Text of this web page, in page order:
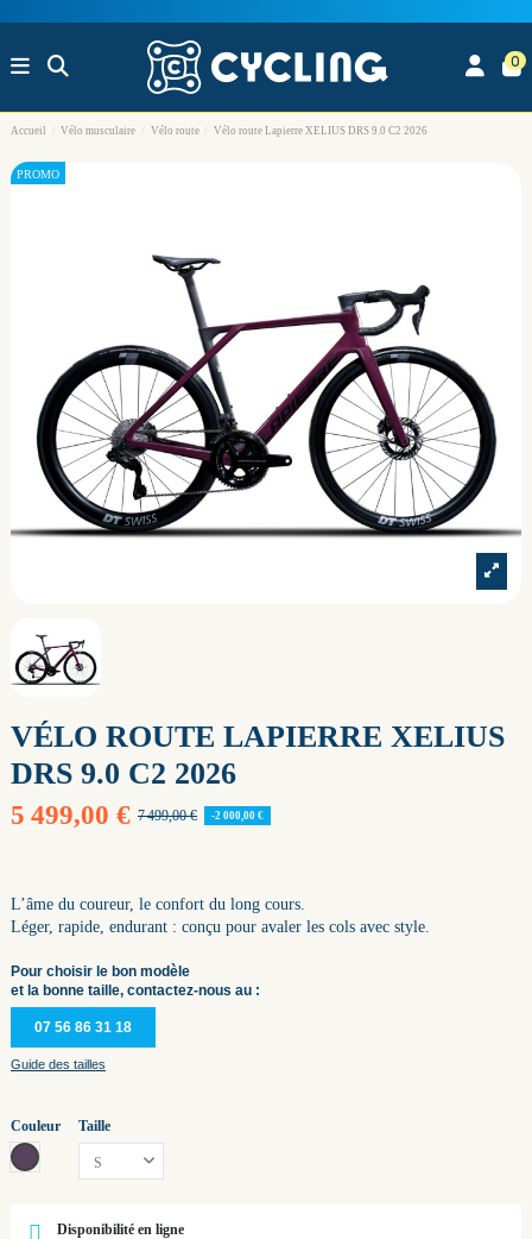
0
Accueil Vélo musculaire Vélo route Vélo route Lapierre XELIUS DRS 9.0 C2 2026
VÉLO ROUTE LAPIERRE XELIUS
DRS 9.0 C2 2026
5 499,00 € 7 499,00 € -2 000,00 €
L’âme du coureur, le confort du long cours.
Léger, rapide, endurant : conçu pour avaler les cols avec style.
Pour choisir le bon modèle
et la bonne taille, contactez-nous au :
07 56 86 31 18
Guide des tailles
Couleur
midnight plum purple - glossy
Taille
Disponibilité en ligne